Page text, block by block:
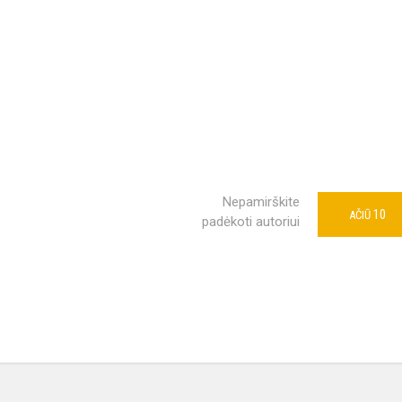
Nepamirškite
padėkoti autoriui
AČIŪ 10